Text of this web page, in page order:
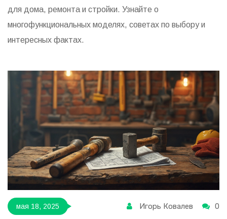
для дома, ремонта и стройки. Узнайте о
многофункциональных моделях, советах по выбору и
интересных фактах.
мая 18, 2025 Игорь Ковалев 0